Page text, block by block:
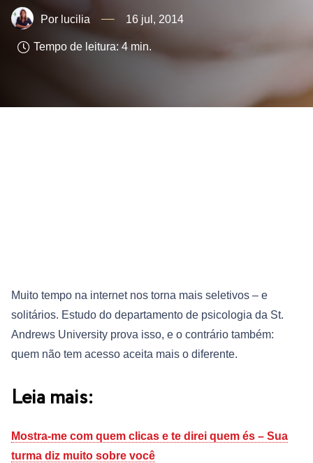
lucilia 16 jul, 2014
Tempo de leitura: 4 min.
Muito tempo na internet nos torna mais seletivos – e
solitários. Estudo do departamento de psicologia da St.
Andrews University prova isso, e o contrário também:
quem não tem acesso aceita mais o diferente.
Leia mais:
Mostra-me com quem clicas e te direi quem és – Sua
turma diz muito sobre você